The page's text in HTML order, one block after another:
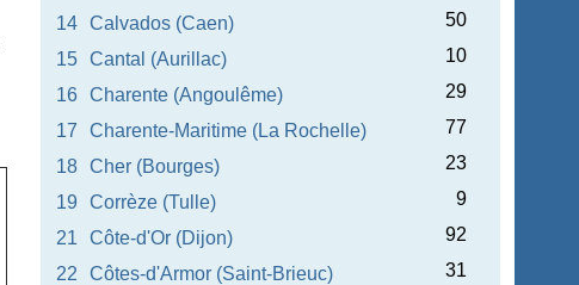
14
Calvados (Caen)
50
15
Cantal (Aurillac)
10
16
Charente (Angoulême)
29
17
Charente-Maritime (La Rochelle)
77
18
Cher (Bourges)
23
19
Corrèze (Tulle)
9
21
Côte-d'Or (Dijon)
92
22
Côtes-d'Armor (Saint-Brieuc)
31